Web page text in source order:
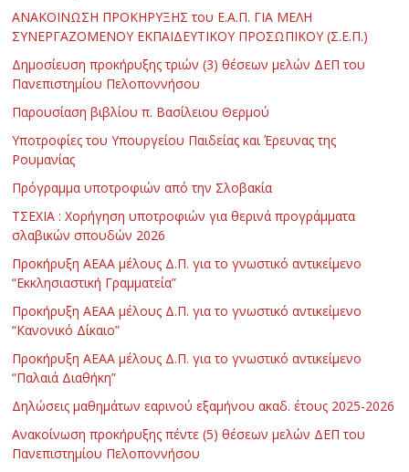
ΑΝΑΚΟΙΝΩΣΗ ΠΡΟΚΗΡΥΞΗΣ του Ε.Α.Π. ΓΙΑ ΜΕΛΗ
ΣΥΝΕΡΓΑΖΟΜΕΝΟΥ ΕΚΠΑΙΔΕΥΤΙΚΟΥ ΠΡΟΣΩΠΙΚΟΥ (Σ.Ε.Π.)
Δημοσίευση προκήρυξης τριών (3) θέσεων μελών ΔΕΠ του
Πανεπιστημίου Πελοποννήσου
Παρουσίαση βιβλίου π. Βασίλειου Θερμού
Υποτροφίες του Υπουργείου Παιδείας και Έρευνας της
Ρουμανίας
Πρόγραμμα υποτροφιών από την Σλοβακία
ΤΣΕΧΙΑ : Χορήγηση υποτροφιών για θερινά προγράμματα
σλαβικών σπουδών 2026
Προκήρυξη ΑΕΑΑ μέλους Δ.Π. για το γνωστικό αντικείμενο
“Εκκλησιαστική Γραμματεία”
Προκήρυξη ΑΕΑΑ μέλους Δ.Π. για το γνωστικό αντικείμενο
“Κανονικό Δίκαιο”
Προκήρυξη ΑΕΑΑ μέλους Δ.Π. για το γνωστικό αντικείμενο
“Παλαιά Διαθήκη”
Δηλώσεις μαθημάτων εαρινού εξαμήνου ακαδ. έτους 2025-2026
Ανακοίνωση προκήρυξης πέντε (5) θέσεων μελών ΔΕΠ του
Πανεπιστημίου Πελοποννήσου